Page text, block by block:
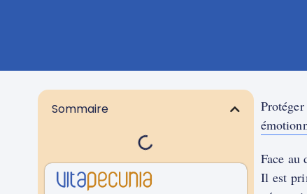
Sommaire
Face au
Il est